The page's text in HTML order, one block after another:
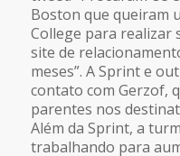
Boston que queiram
College para realizar
site de
meses”. A Sprint e
contato com Gerzof,
parentes nos
Além da Sprint, a
trabalhando para